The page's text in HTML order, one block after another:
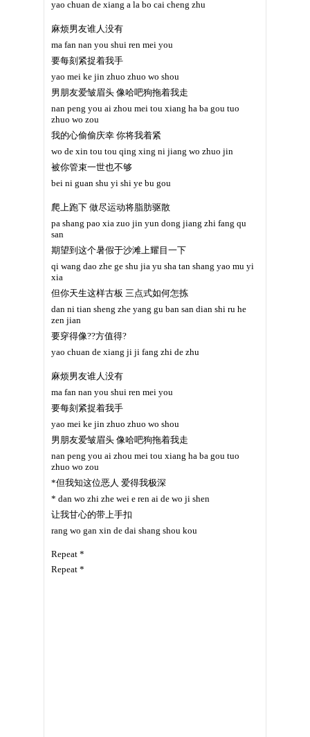
yao chuan de xiang a la bo cai cheng zhu
麻烦男友谁人没有
ma fan nan you shui ren mei you
要每刻紧捉着我手
yao mei ke jin zhuo zhuo wo shou
男朋友爱皱眉头 像哈吧狗拖着我走
nan peng you ai zhou mei tou xiang ha ba gou tuo
zhuo wo zou
我的心偷偷庆幸 你将我着紧
wo de xin tou tou qing xing ni jiang wo zhuo jin
被你管束一世也不够
bei ni guan shu yi shi ye bu gou
爬上跑下 做尽运动将脂肪驱散
pa shang pao xia zuo jin yun dong jiang zhi fang qu
san
期望到这个暑假于沙滩上耀目一下
qi wang dao zhe ge shu jia yu sha tan shang yao mu yi
xia
但你天生这样古板 三点式如何怎拣
dan ni tian sheng zhe yang gu ban san dian shi ru he
zen jian
要穿得像??方值得?
yao chuan de xiang ji ji fang zhi de zhu
麻烦男友谁人没有
ma fan nan you shui ren mei you
要每刻紧捉着我手
yao mei ke jin zhuo zhuo wo shou
男朋友爱皱眉头 像哈吧狗拖着我走
nan peng you ai zhou mei tou xiang ha ba gou tuo
zhuo wo zou
*但我知这位恶人 爱得我极深
* dan wo zhi zhe wei e ren ai de wo ji shen
让我甘心的带上手扣
rang wo gan xin de dai shang shou kou
Repeat *
Repeat *